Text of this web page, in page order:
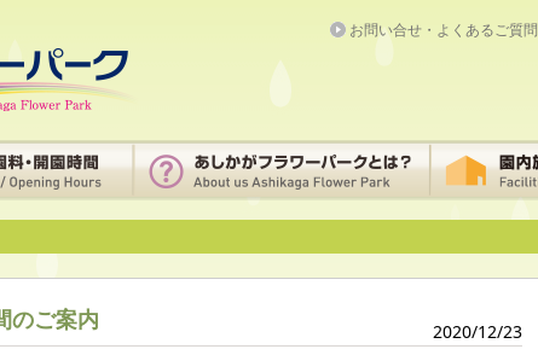
お問い合せ・よくあるご質問
2020/12/23
のご案内